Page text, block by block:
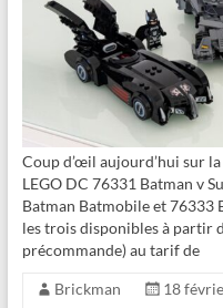
Coup d’œil aujourd’hui sur
LEGO DC 76331 Batman v
Batman Batmobile et 76333
les trois disponibles à partir
précommande) au tarif de
Brickman
18